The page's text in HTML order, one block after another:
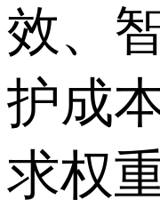
效、
护成
求权